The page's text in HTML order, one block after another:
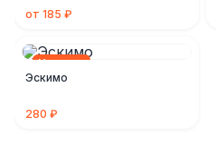
от 185 ₽
Новинка
Эскимо
280 ₽